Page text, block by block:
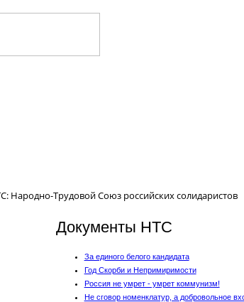
Народно-Трудовой Союз российских солидаристов
Документы НТС
За единого белого кандидата
Год Скорби и Непримиримости
Россия не умрет - умрет коммунизм!
Не сговор номенклатур, а добровольное